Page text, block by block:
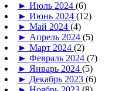
► Июль 2024 (6)
► Июнь 2024 (12)
► Май 2024 (4)
► Апрель 2024 (5)
► Март 2024 (2)
► Февраль 2024 (7)
► Январь 2024 (5)
► Декабрь 2023 (6)